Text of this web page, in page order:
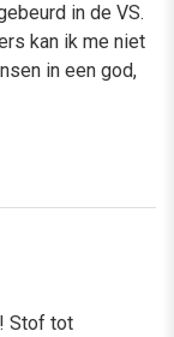
in de VS.
kan ik me niet
in een god,
Stof tot